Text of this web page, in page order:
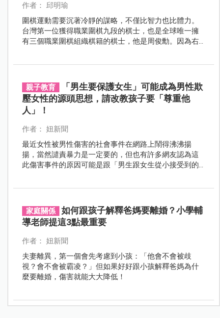
作者： 邱明瑜
圍棋運動需要沉著冷靜的謀略，不僅比智力也比體力。
台灣第一位獲得職業圍棋九段的棋士，也是全球唯一擁
有三個職業圍棋組織棋籍的棋士，他是周俊勳。因為右
下」。
親子教育
「男生要保護女生」可能成為男性欺
壓女性的源頭思想，請改教孩子要「尊重他
人」！
作者： 妞新聞
最近女性被男性傷害的社會事件在網路上鬧得沸沸揚
揚，當然譴責暴力是一定要的，但也有許多網友認為這
此傷害事件的原因可能是跟「男生跟女生從小接受到的
家庭關係
如何跟孩子解釋爸媽要離婚？小學輔
導老師提這3點最重要
作者： 妞新聞
夫妻離異，第一個會先考慮到小孩：「他會不會被歧
視？會不會被霸凌？」但如果好好跟小孩解釋爸媽為什
麼要離婚，傷害就能大大降低！